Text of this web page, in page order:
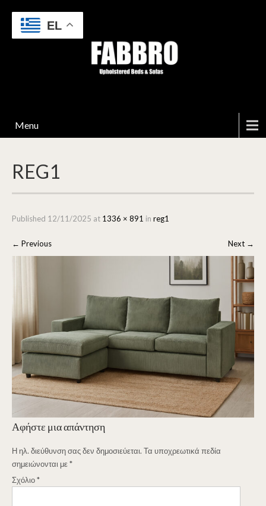
Menu
REG1
Published 12/11/2025 at 1336 × 891 in reg1
← Previous Next →
Αφήστε μια απάντηση
Η ηλ. διεύθυνση σας δεν δημοσιεύεται. Τα υποχρεωτικά πεδία
σημειώνονται με*
Σχόλιο*
EL